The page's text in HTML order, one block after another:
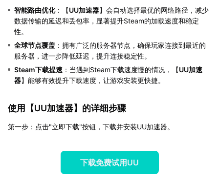
智能路由优化：【UU加速器】会自动选择最优的网络路径，减少
数据传输的延迟和丢包率，显著提升Steam的加载速度和稳定
性。
全球节点覆盖 ：拥有广泛的服务器节点，确保玩家连接到最近的
服务器，进一步降低延迟，提升连接稳定性。
Steam下载提速 ：当遇到Steam下载速度慢的情况，【UU加速
器】能够有效提升下载速度，让游戏安装更快捷。
使用【UU加速器】的详细步骤
第一步：点击"立即下载"按钮，下载并安装UU加速器。
下载免费试用UU